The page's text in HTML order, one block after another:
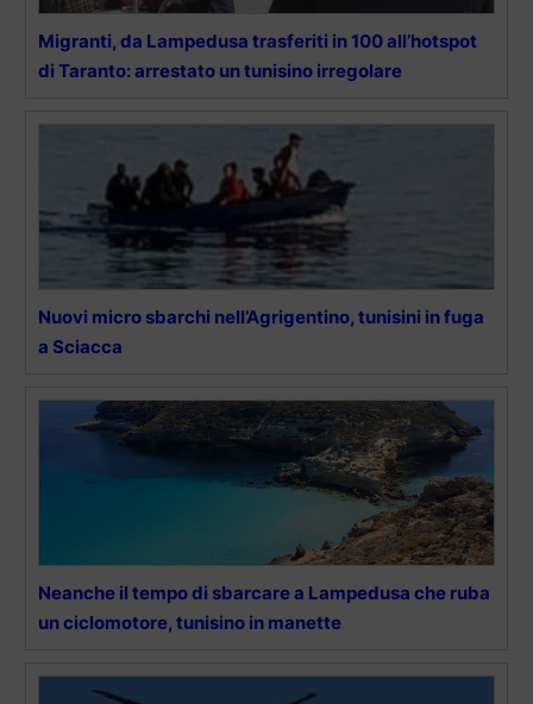
Migranti, da Lampedusa trasferiti in 100 all’hotspot
di Taranto: arrestato un tunisino irregolare
Nuovi micro sbarchi nell’Agrigentino, tunisini in fuga
a Sciacca
Neanche il tempo di sbarcare a Lampedusa che ruba
un ciclomotore, tunisino in manette